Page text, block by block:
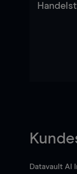
Datavault AI